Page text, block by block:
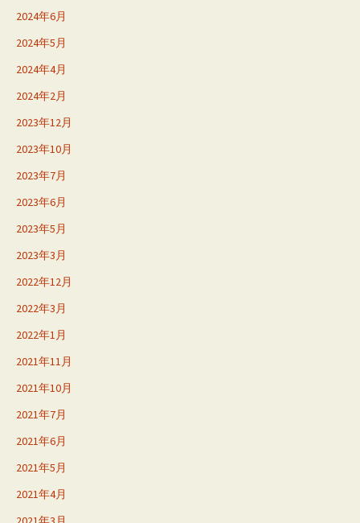
2024年6月
2024年5月
2024年4月
2024年2月
2023年12月
2023年10月
2023年7月
2023年6月
2023年5月
2023年3月
2022年12月
2022年3月
2022年1月
2021年11月
2021年10月
2021年7月
2021年6月
2021年5月
2021年4月